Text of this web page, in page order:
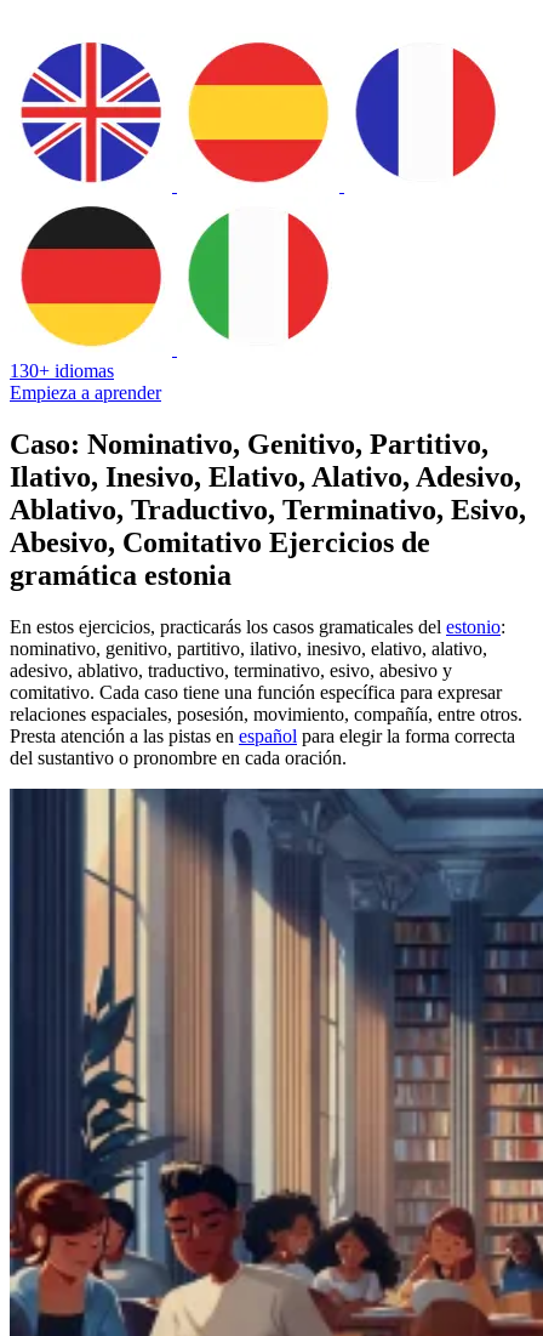
130+ idiomas
Empieza a aprender
Caso: Nominativo, Genitivo, Partitivo,
Ilativo, Inesivo, Elativo, Alativo, Adesivo,
Ablativo, Traductivo, Terminativo, Esivo,
Abesivo, Comitativo Ejercicios de
gramática estonia
En estos ejercicios, practicarás los casos gramaticales del estonio:
nominativo, genitivo, partitivo, ilativo, inesivo, elativo, alativo,
adesivo, ablativo, traductivo, terminativo, esivo, abesivo y
comitativo. Cada caso tiene una función específica para expresar
relaciones espaciales, posesión, movimiento, compañía, entre otros.
Presta atención a las pistas en español para elegir la forma correcta
del sustantivo o pronombre en cada oración.